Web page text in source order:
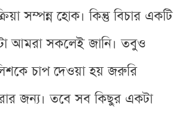
সম্পন্ন হোক। কিন্তু বিচার একটি
এটা আমরা সকলেই জানি। তবুও
চাপ দেওয়া হয় জরুরি
জন্য। তবে সব কিছুর একটা